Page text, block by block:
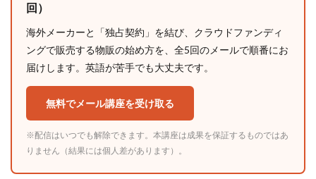
回）
海外メーカーと「独占契約」を結び、クラウドファンディ
ングで販売する物販の始め方を、全5回のメールで順番にお
届けします。英語が苦手でも大丈夫です。
無料でメール講座を受け取る
※配信はいつでも解除できます。本講座は成果を保証するものではあ
りません（結果には個人差があります）。